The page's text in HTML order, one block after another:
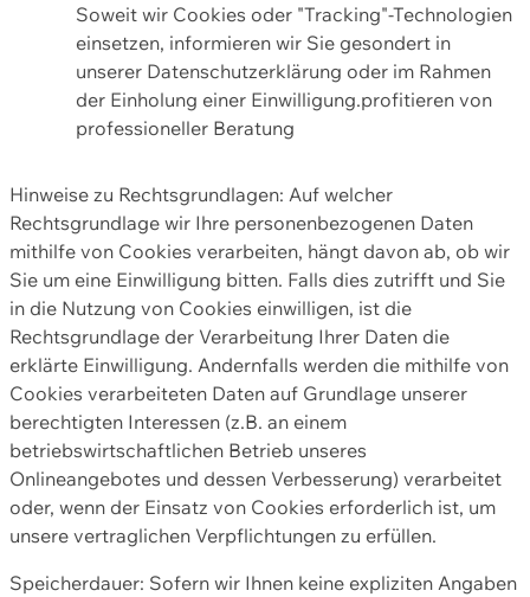
Soweit wir Cookies oder "Tracking"-Technologien
einsetzen, informieren wir Sie gesondert in
unserer Datenschutzerklärung oder im Rahmen
der Einholung einer Einwilligung.profitieren von
professioneller Beratung
Hinweise zu Rechtsgrundlagen: Auf welcher
Rechtsgrundlage wir Ihre personenbezogenen Daten
mithilfe von Cookies verarbeiten, hängt davon ab, ob wir
Sie um eine Einwilligung bitten. Falls dies zutrifft und Sie
in die Nutzung von Cookies einwilligen, ist die
Rechtsgrundlage der Verarbeitung Ihrer Daten die
erklärte Einwilligung. Andernfalls werden die mithilfe von
Cookies verarbeiteten Daten auf Grundlage unserer
berechtigten Interessen (z.B. an einem
betriebswirtschaftlichen Betrieb unseres
Onlineangebotes und dessen Verbesserung) verarbeitet
oder, wenn der Einsatz von Cookies erforderlich ist, um
unsere vertraglichen Verpflichtungen zu erfüllen.
Speicherdauer: Sofern wir Ihnen keine expliziten Angaben